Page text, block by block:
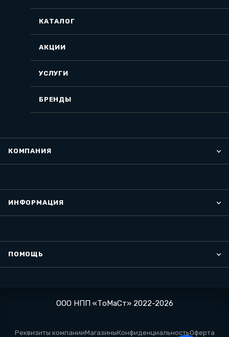
КАТАЛОГ
АКЦИИ
УСЛУГИ
БРЕНДЫ
КОМПАНИЯ
ИНФОРМАЦИЯ
ПОМОЩЬ
ООО НПП «ТоМаСт» 2022-2026
Реквизиты компанииМагазиныКонфиденциальностьОферта